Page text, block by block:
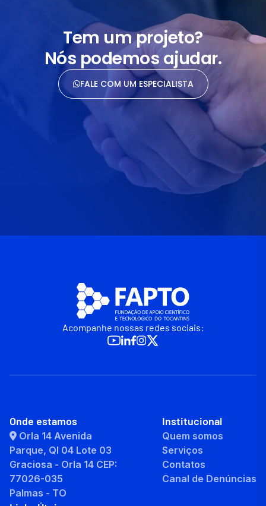
Tem um projeto?
Nós podemos ajudar.
FALE COM UM ESPECIALISTA
Acompanhe nossas redes sociais:
Onde estamos
Orla 14 Avenida
Parque, QI 04 Lote 03
Graciosa - Orla 14 CEP:
77026-035
Palmas - TO
Institucional
Quem somos
Serviços
Contatos
Canal de Denúncias